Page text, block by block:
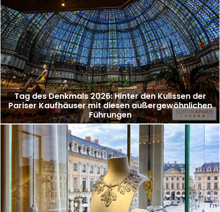
Tag des Denkmals 2026: Hinter den Kulissen der
Pariser Kaufhäuser mit diesen außergewöhnlichen
Führungen